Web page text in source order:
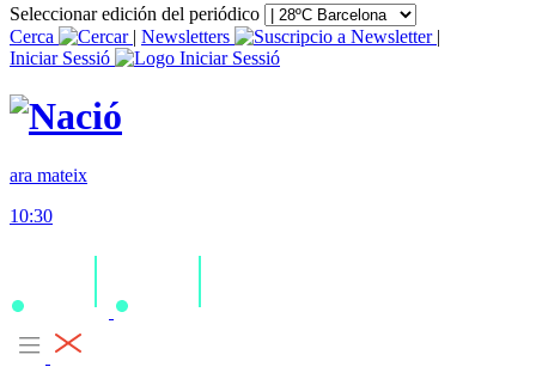
Seleccionar edición del periódico
Cerca
| Newsletters
|
Iniciar Sessió
ara mateix
10:30